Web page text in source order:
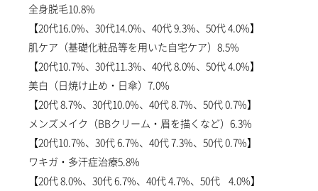
全身脱毛10.8%
【20代16.0%、30代14.0%、40代 9.3%、50代 4.0%】
肌ケア（基礎化粧品等を用いた自宅ケア）8.5%
【20代10.7%、30代11.3%、40代 8.0%、50代 4.0%】
美白（日焼け止め・日傘）7.0%
【20代 8.7%、30代10.0%、40代 8.7%、50代 0.7%】
メンズメイク（BBクリーム・眉を描くなど）6.3%
【20代10.7%、30代 6.7%、40代 7.3%、50代 0.7%】
ワキガ・多汗症治療5.8%
【20代 8.0%、30代 6.7%、40代 4.7%、50代 4.0%】